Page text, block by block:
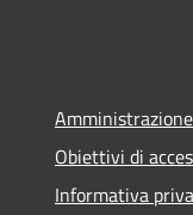
Obiettivi di
Informativa